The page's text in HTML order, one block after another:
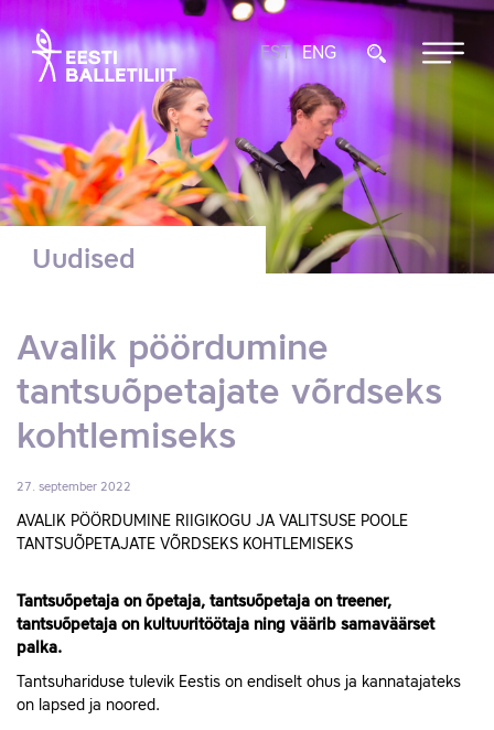
EST ENG
Uudised
Avalik pöördumine
tantsuõpetajate võrdseks
kohtlemiseks
27. september 2022
AVALIK PÖÖRDUMINE RIIGIKOGU JA VALITSUSE POOLE
TANTSUÕPETAJATE VÕRDSEKS KOHTLEMISEKS
Tantsuõpetaja on õpetaja, tantsuõpetaja on treener,
tantsuõpetaja on kultuuritöötaja ning väärib samaväärset
palka.
Tantsuhariduse tulevik Eestis on endiselt ohus ja kannatajateks
on lapsed ja noored.